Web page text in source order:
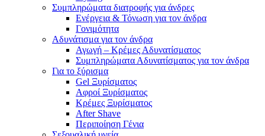
Συμπληρώματα διατροφής για άνδρες
Ενέργεια & Τόνωση για τον άνδρα
Γονιμότητα
Αδυνάτισμα για τον άνδρα
Αγωγή – Κρέμες Αδυνατίσματος
Συμπληρώματα Αδυνατίσματος για τον άνδρα
Για το ξύρισμα
Gel Ξυρίσματος
Αφροί Ξυρίσματος
Κρέμες Ξυρίσματος
After Shave
Περιποίηση Γένια